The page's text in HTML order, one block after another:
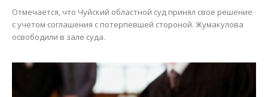
Отмечается, что Чуйский областной суд принял свое решение
с учетом соглашения с потерпевшей стороной. Жумакулова
освободили в зале суда.